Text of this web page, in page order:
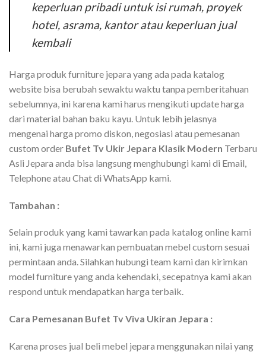
keperluan pribadi untuk isi rumah, proyek
hotel, asrama, kantor atau keperluan jual
kembali
Harga produk furniture jepara yang ada pada katalog
website bisa berubah sewaktu waktu tanpa pemberitahuan
sebelumnya, ini karena kami harus mengikuti update harga
dari material bahan baku kayu. Untuk lebih jelasnya
mengenai harga promo diskon, negosiasi atau pemesanan
custom order Bufet Tv Ukir Jepara Klasik Modern Terbaru
Asli Jepara anda bisa langsung menghubungi kami di Email,
Telephone atau Chat di WhatsApp kami.
Tambahan :
Selain produk yang kami tawarkan pada katalog online kami
ini, kami juga menawarkan pembuatan mebel custom sesuai
permintaan anda. Silahkan hubungi team kami dan kirimkan
model furniture yang anda kehendaki, secepatnya kami akan
respond untuk mendapatkan harga terbaik.
Cara Pemesanan Bufet Tv Viva Ukiran Jepara :
Karena proses jual beli mebel jepara menggunakan nilai yang